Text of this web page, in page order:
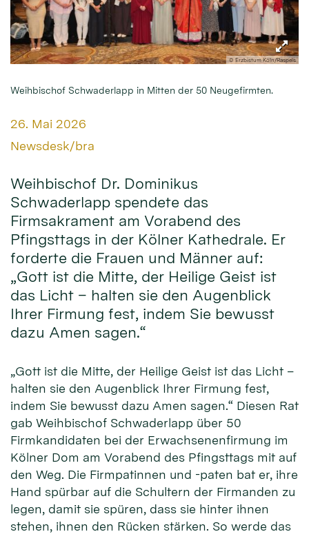
© Erzbistum Köln/Raspels
Weihbischof Schwaderlapp in Mitten der 50 Neugefirmten.
Datum:
26. Mai 2026
Von:
Newsdesk/bra
Weihbischof Dr. Dominikus
Schwaderlapp spendete das
Firmsakrament am Vorabend des
Pfingsttags in der Kölner Kathedrale. Er
forderte die Frauen und Männer auf:
„Gott ist die Mitte, der Heilige Geist ist
das Licht – halten sie den Augenblick
Ihrer Firmung fest, indem Sie bewusst
dazu Amen sagen.“
„Gott ist die Mitte, der Heilige Geist ist das Licht –
halten sie den Augenblick Ihrer Firmung fest,
indem Sie bewusst dazu Amen sagen.“ Diesen Rat
gab Weihbischof Schwaderlapp über 50
Firmkandidaten bei der Erwachsenenfirmung im
Kölner Dom am Vorabend des Pfingsttags mit auf
den Weg. Die Firmpatinnen und -paten bat er, ihre
Hand spürbar auf die Schultern der Firmanden zu
legen, damit sie spüren, dass sie hinter ihnen
stehen, ihnen den Rücken stärken. So werde das